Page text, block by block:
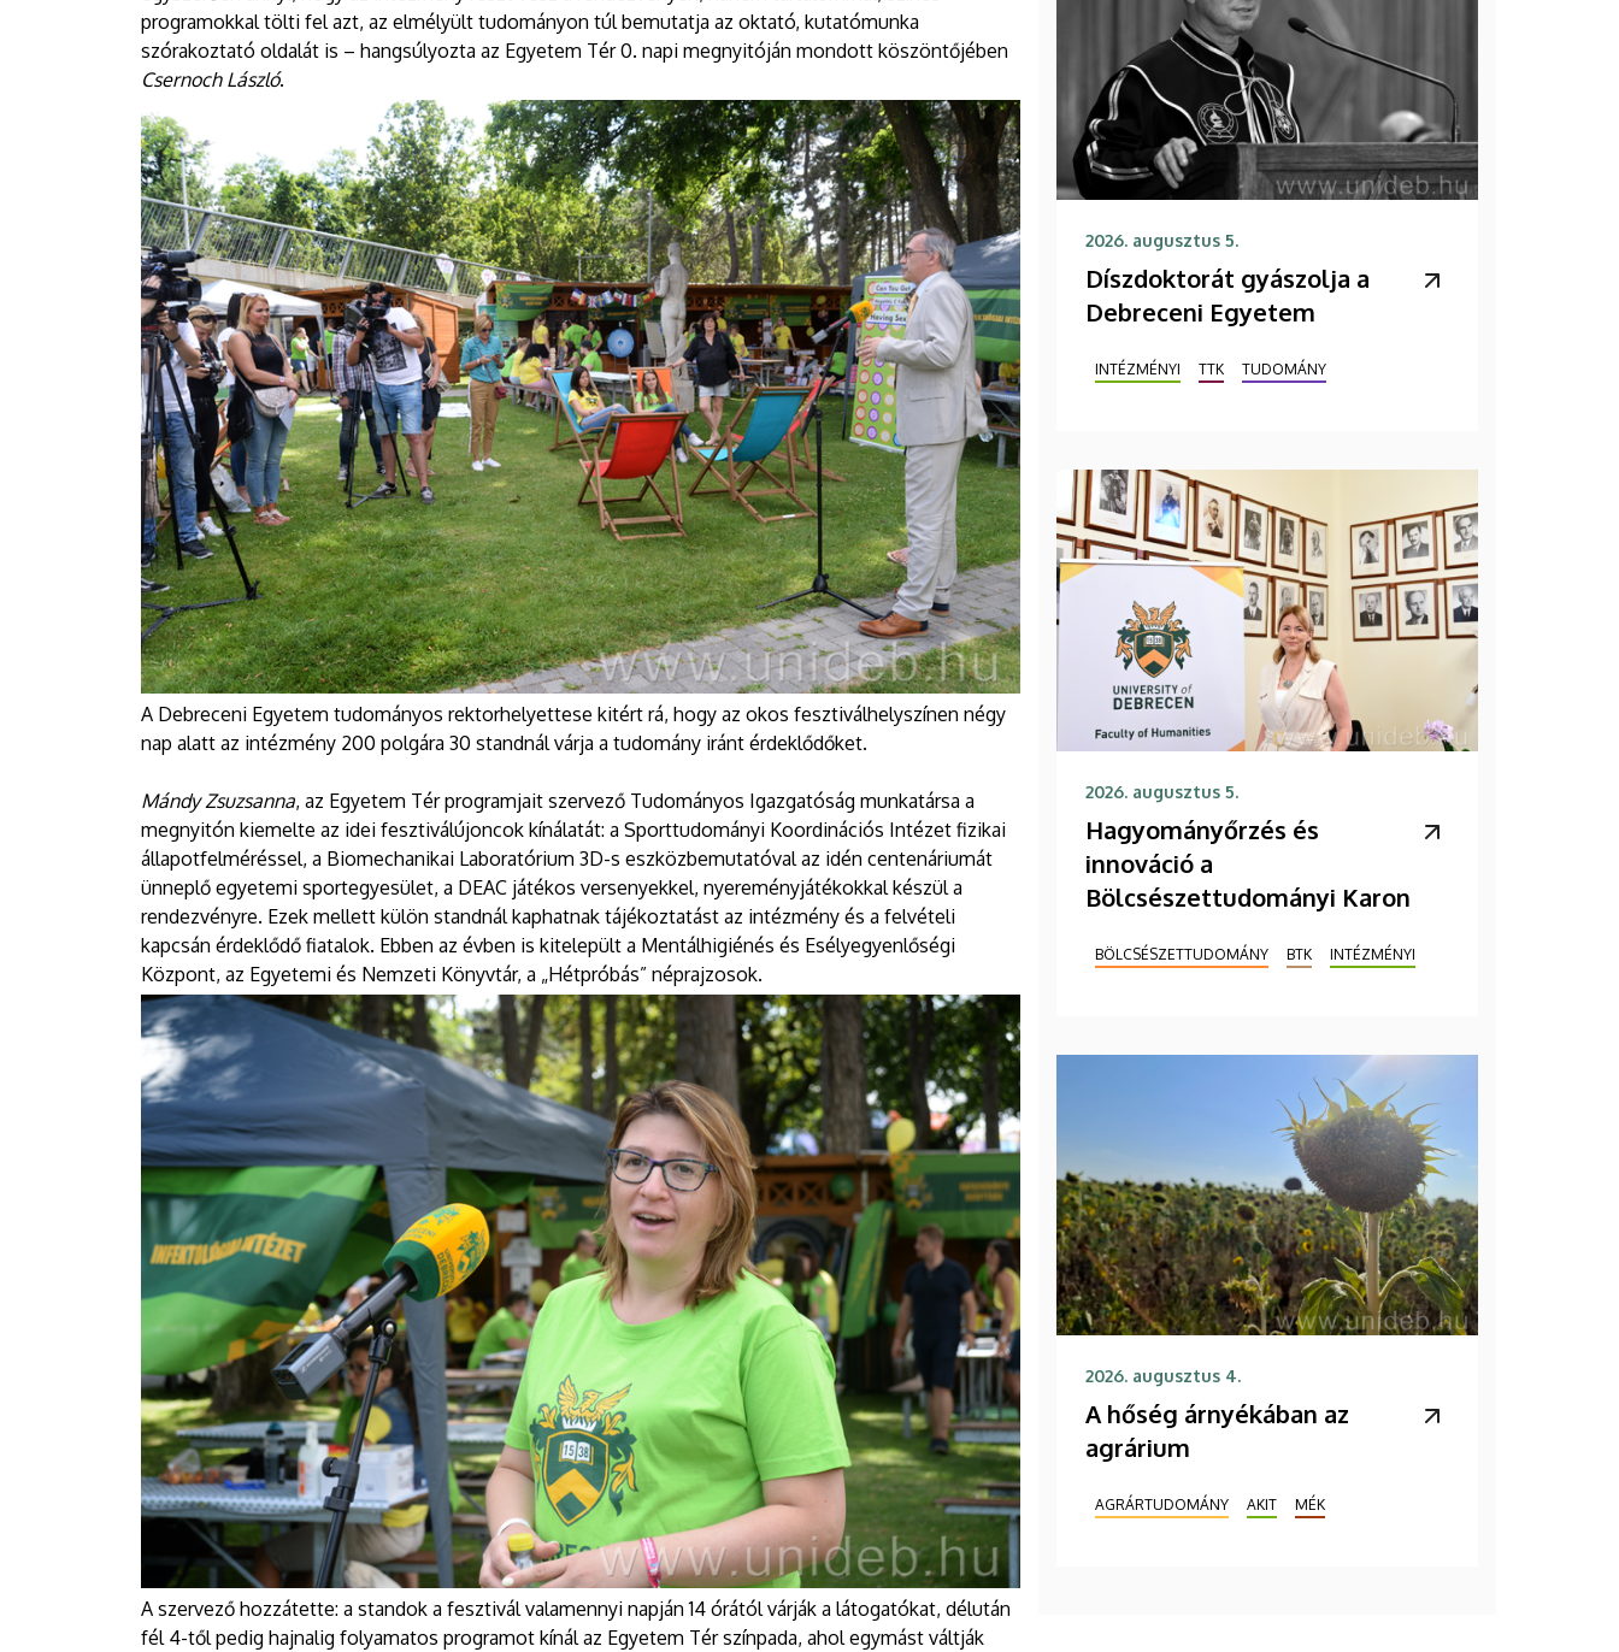
programokkal tölti fel azt, az elmélyült tudományon túl bemutatja az oktató, kutatómunka
szórakoztató oldalát is – hangsúlyozta az Egyetem Tér 0. napi megnyitóján mondott köszöntőjében
Csernoch László.
A Debreceni Egyetem tudományos rektorhelyettese kitért rá, hogy az okos fesztiválhelyszínen négy
nap alatt az intézmény 200 polgára 30 standnál várja a tudomány iránt érdeklődőket.
Mándy Zsuzsanna, az Egyetem Tér programjait szervező Tudományos Igazgatóság munkatársa a
megnyitón kiemelte az idei fesztiválújoncok kínálatát: a Sporttudományi Koordinációs Intézet fizikai
állapotfelméréssel, a Biomechanikai Laboratórium 3D-s eszközbemutatóval az idén centenáriumát
ünneplő egyetemi sportegyesület, a DEAC játékos versenyekkel, nyereményjátékokkal készül a
rendezvényre. Ezek mellett külön standnál kaphatnak tájékoztatást az intézmény és a felvételi
kapcsán érdeklődő fiatalok. Ebben az évben is kitelepült a Mentálhigiénés és Esélyegyenlőségi
Központ, az Egyetemi és Nemzeti Könyvtár, a „Hétpróbás” néprajzosok.
A szervező hozzátette: a standok a fesztivál valamennyi napján 14 órától várják a látogatókat, délután
fél 4-től pedig hajnalig folyamatos programot kínál az Egyetem Tér színpada, ahol egymást váltják
2026. augusztus 5.
Díszdoktorát gyászolja a
Debreceni Egyetem
INTÉZMÉNYI TTK TUDOMÁNY
2026. augusztus 5.
Hagyományőrzés és
innováció a
Bölcsészettudományi Karon
BÖLCSÉSZETTUDOMÁNY BTK INTÉZMÉNYI
2026. augusztus 4.
A hőség árnyékában az
agrárium
AGRÁRTUDOMÁNY AKIT MÉK